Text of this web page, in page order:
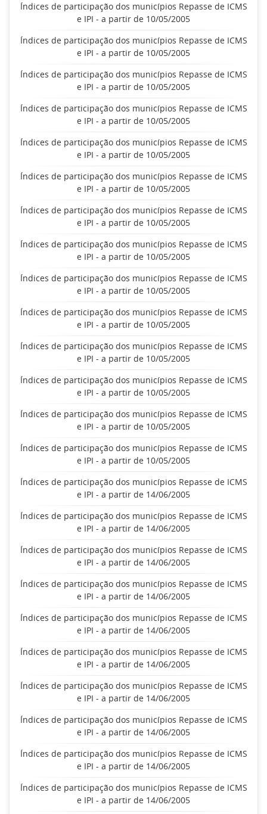
Índices de participação dos municípios Repasse de ICMS
e IPI - a partir de 10/05/2005
Índices de participação dos municípios Repasse de ICMS
e IPI - a partir de 10/05/2005
Índices de participação dos municípios Repasse de ICMS
e IPI - a partir de 10/05/2005
Índices de participação dos municípios Repasse de ICMS
e IPI - a partir de 10/05/2005
Índices de participação dos municípios Repasse de ICMS
e IPI - a partir de 10/05/2005
Índices de participação dos municípios Repasse de ICMS
e IPI - a partir de 10/05/2005
Índices de participação dos municípios Repasse de ICMS
e IPI - a partir de 10/05/2005
Índices de participação dos municípios Repasse de ICMS
e IPI - a partir de 10/05/2005
Índices de participação dos municípios Repasse de ICMS
e IPI - a partir de 10/05/2005
Índices de participação dos municípios Repasse de ICMS
e IPI - a partir de 10/05/2005
Índices de participação dos municípios Repasse de ICMS
e IPI - a partir de 10/05/2005
Índices de participação dos municípios Repasse de ICMS
e IPI - a partir de 10/05/2005
Índices de participação dos municípios Repasse de ICMS
e IPI - a partir de 10/05/2005
Índices de participação dos municípios Repasse de ICMS
e IPI - a partir de 10/05/2005
Índices de participação dos municípios Repasse de ICMS
e IPI - a partir de 14/06/2005
Índices de participação dos municípios Repasse de ICMS
e IPI - a partir de 14/06/2005
Índices de participação dos municípios Repasse de ICMS
e IPI - a partir de 14/06/2005
Índices de participação dos municípios Repasse de ICMS
e IPI - a partir de 14/06/2005
Índices de participação dos municípios Repasse de ICMS
e IPI - a partir de 14/06/2005
Índices de participação dos municípios Repasse de ICMS
e IPI - a partir de 14/06/2005
Índices de participação dos municípios Repasse de ICMS
e IPI - a partir de 14/06/2005
Índices de participação dos municípios Repasse de ICMS
e IPI - a partir de 14/06/2005
Índices de participação dos municípios Repasse de ICMS
e IPI - a partir de 14/06/2005
Índices de participação dos municípios Repasse de ICMS
e IPI - a partir de 14/06/2005